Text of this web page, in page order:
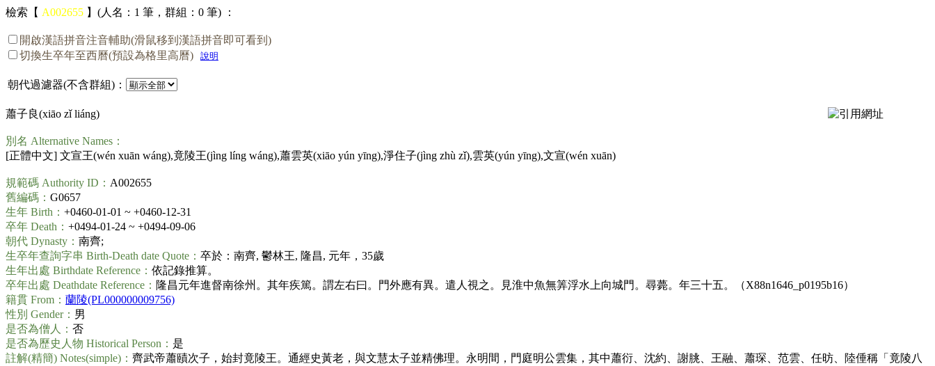
檢索【 A002655 】(人名：1 筆，群組：0 筆) ：
開啟漢語拼音注音輔助(滑鼠移到漢語拼音即可看到)
切換生卒年至西曆(預設為格里高曆)
說明
朝代過濾器(不含群組)：
蕭子良(xiāo zǐ liáng)
別名 Alternative Names：
[正體中文] 文宣王(wén xuān wáng),竟陵王(jìng líng wáng),蕭雲英(xiāo yún yīng),淨住子(jìng zhù zǐ),雲英(yún yīng),文宣(wén xuān)
規範碼 Authority ID： A002655
舊編碼： G0657
生年 Birth： +0460-01-01 ~ +0460-12-31
卒年 Death： +0494-01-24 ~ +0494-09-06
朝代 Dynasty： 南齊;
生卒年查詢字串 Birth-Death date Quote： 卒於：南齊, 鬱林王, 隆昌, 元年，35歲
生年出處 Birthdate Reference： 依記錄推算。
卒年出處 Deathdate Reference： 隆昌元年進督南徐州。其年疾篤。謂左右曰。門外應有異。遣人視之。見淮中魚無筭浮水上向城門。尋薨。年三十五。（X88n1646_p0195b16）
籍貫 From： 蘭陵(PL000000009756)
性別 Gender： 男
是否為僧人： 否
是否為歷史人物 Historical Person： 是
註解(精簡) Notes(simple)： 齊武帝蕭賾次子，始封竟陵王。通經史黃老，與文慧太子並精佛理。永明間，門庭明公雲集，其中蕭衍、沈約、謝朓、王融、蕭琛、范雲、任昉、陸倕稱「竟陵八